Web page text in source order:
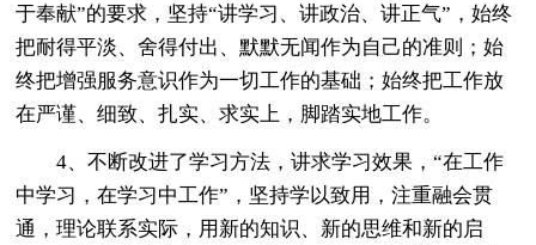
于奉献”的要求，坚持“讲学习、讲政治、讲正气”，始终
把耐得平淡、舍得付出、默默无闻作为自己的准则；始
终把增强服务意识作为一切工作的基础；始终把工作放
在严谨、细致、扎实、求实上，脚踏实地工作。
4、不断改进了学习方法，讲求学习效果，“在工作
中学习，在学习中工作”，坚持学以致用，注重融会贯
通，理论联系实际，用新的知识、新的思维和新的启